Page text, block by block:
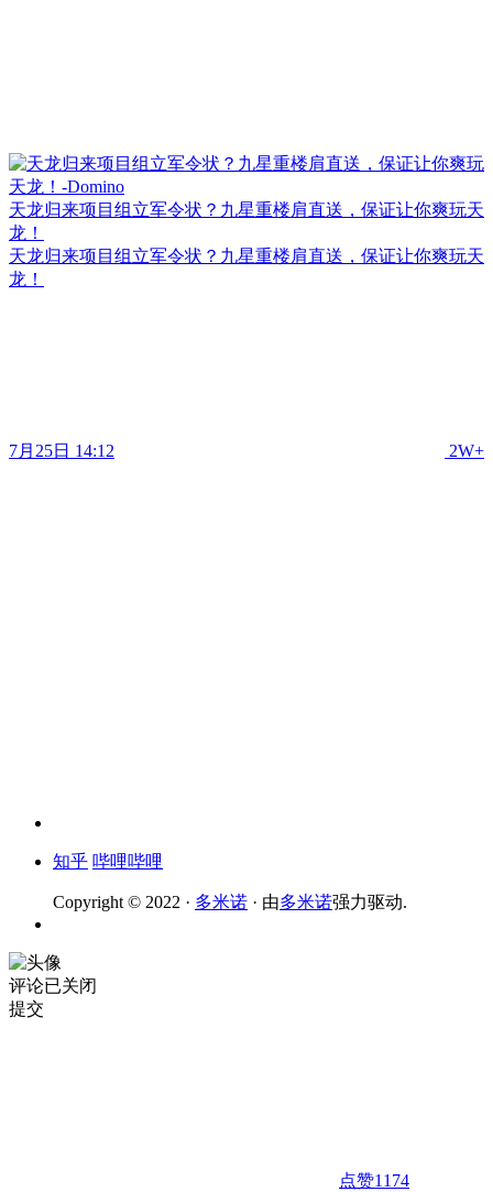
天龙归来项目组立军令状？九星重楼肩直送，保证让你爽玩天
龙！
天龙归来项目组立军令状？九星重楼肩直送，保证让你爽玩天
龙！
7月25日 14:12 2W+
知乎 哔哩哔哩
Copyright © 2022 · 多米诺 · 由多米诺强力驱动.
评论已关闭
提交
点赞1174